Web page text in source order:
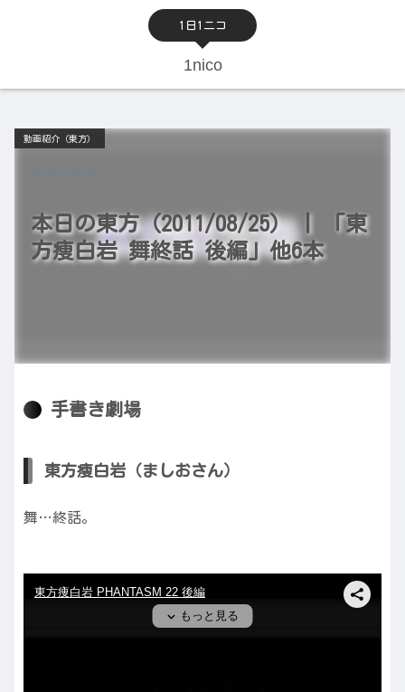
1日1ニコ
1nico
本日の東方（2011/08/25） | 「東
方痩白岩 舞終話 後編」他6本
動画紹介（東方）
手書き劇場
東方痩白岩（ましおさん）
舞…終話。